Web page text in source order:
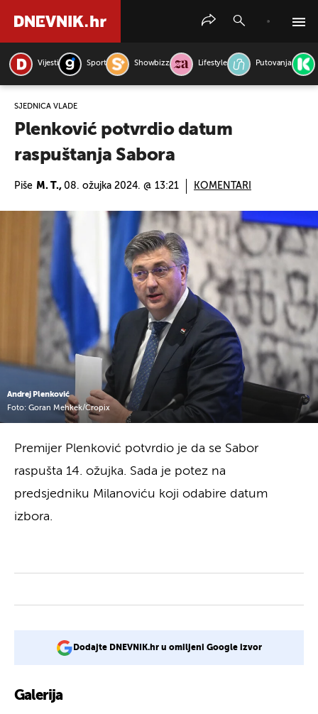
Vijesti Sport Showbizz Lifestyle Putovanja
SJEDNICA VLADE
Plenković potvrdio datum
raspuštanja Sabora
Piše M. T., 08. ožujka 2024. @ 13:21 KOMENTARI
Andrej Plenković
Foto: Goran Mehkek/Cropix
Premijer Plenković potvrdio je da se Sabor
raspušta 14. ožujka. Sada je potez na
predsjedniku Milanoviću koji odabire datum
izbora.
Dodajte DNEVNIK.hr u omiljeni Google izvor
Galerija
PRETRAŽITE VIJESTI